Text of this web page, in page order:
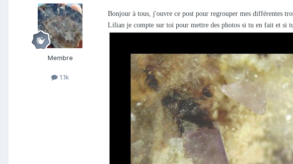
Membre
1.1k
Bonjour à tous, j'ouvre ce post pour regrouper mes différentes
Lilian je compte sur toi pour mettre des photos si tu en fait et si